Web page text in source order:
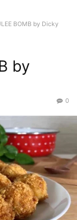
BOMB by Dicky
by
0